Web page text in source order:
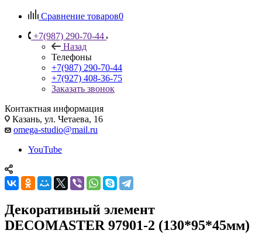
Сравнение товаров0
+7(987) 290-70-44
Назад
Телефоны
+7(987) 290-70-44
+7(927) 408-36-75
Заказать звонок
Контактная информация
Казань, ул. Четаева, 16
omega-studio@mail.ru
YouTube
Декоративный элемент
DECOMASTER 97901-2 (130*95*45мм)